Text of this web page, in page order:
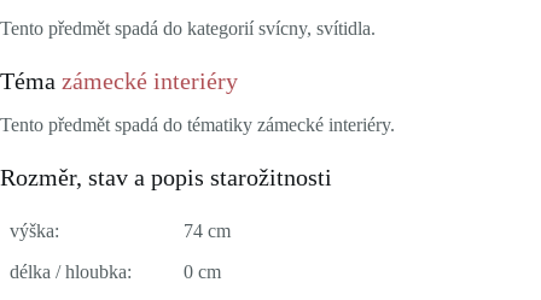
Tento předmět spadá do kategorií svícny, svítidla.
Téma zámecké interiéry
Tento předmět spadá do tématiky zámecké interiéry.
Rozměr, stav a popis starožitnosti
výška:
74 cm
délka / hloubka:
0 cm